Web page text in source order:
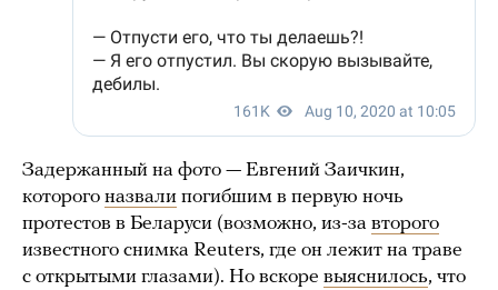
Задержанный на фото — Евгений Заичкин,
которого назвали погибшим в первую ночь
протестов в Беларуси (возможно, из-за второго
известного снимка Reuters, где он лежит на траве
с открытыми глазами). Но вскоре выяснилось, что